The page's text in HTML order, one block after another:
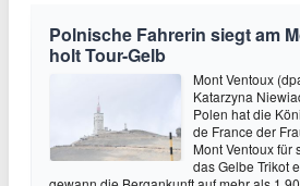
Polnische Fahrerin siegt am
holt Tour-Gelb
Mont Ventoux
Katarzyna
Polen hat die
de France der
Mont Ventoux für
das Gelbe Trikot